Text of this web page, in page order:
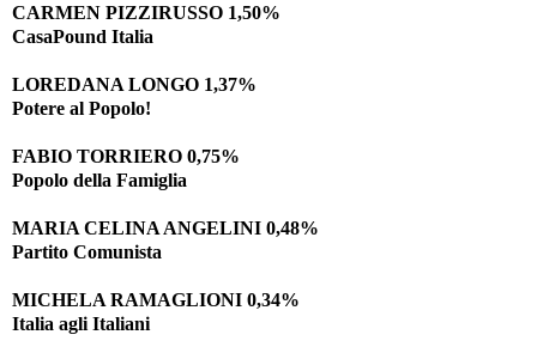
CARMEN PIZZIRUSSO 1,50%
CasaPound Italia
LOREDANA LONGO 1,37%
Potere al Popolo!
FABIO TORRIERO 0,75%
Popolo della Famiglia
MARIA CELINA ANGELINI 0,48%
Partito Comunista
MICHELA RAMAGLIONI 0,34%
Italia agli Italiani